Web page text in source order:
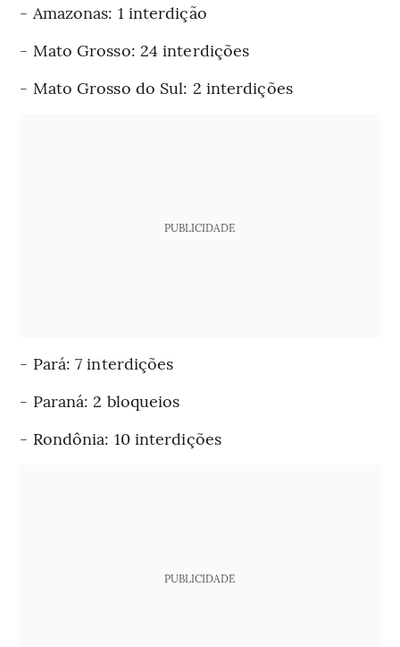
- Amazonas: 1 interdição
- Mato Grosso: 24 interdições
- Mato Grosso do Sul: 2 interdições
PUBLICIDADE
- Pará: 7 interdições
- Paraná: 2 bloqueios
- Rondônia: 10 interdições
PUBLICIDADE